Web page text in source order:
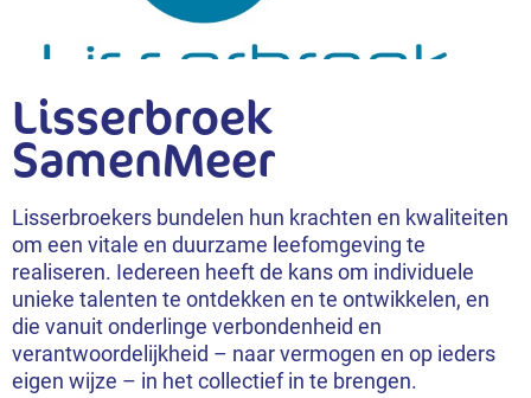
Lisserbroek
SamenMeer
Lisserbroekers bundelen hun krachten en kwaliteiten
om een vitale en duurzame leefomgeving te
realiseren. Iedereen heeft de kans om individuele
unieke talenten te ontdekken en te ontwikkelen, en
die vanuit onderlinge verbondenheid en
verantwoordelijkheid – naar vermogen en op ieders
eigen wijze – in het collectief in te brengen.